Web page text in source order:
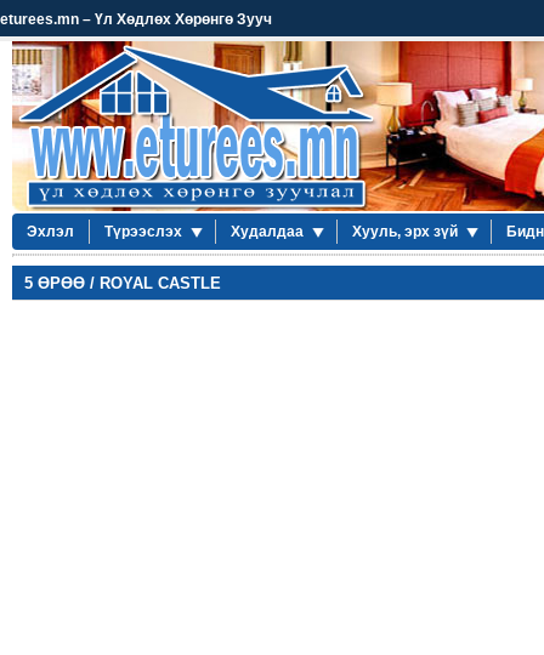
eturees.mn – Үл Хөдлөх Хөрөнгө Зууч
Эхлэл Түрээслэх Худалдаа Хууль, эрх зүй
5 ӨРӨӨ / ROYAL CASTLE